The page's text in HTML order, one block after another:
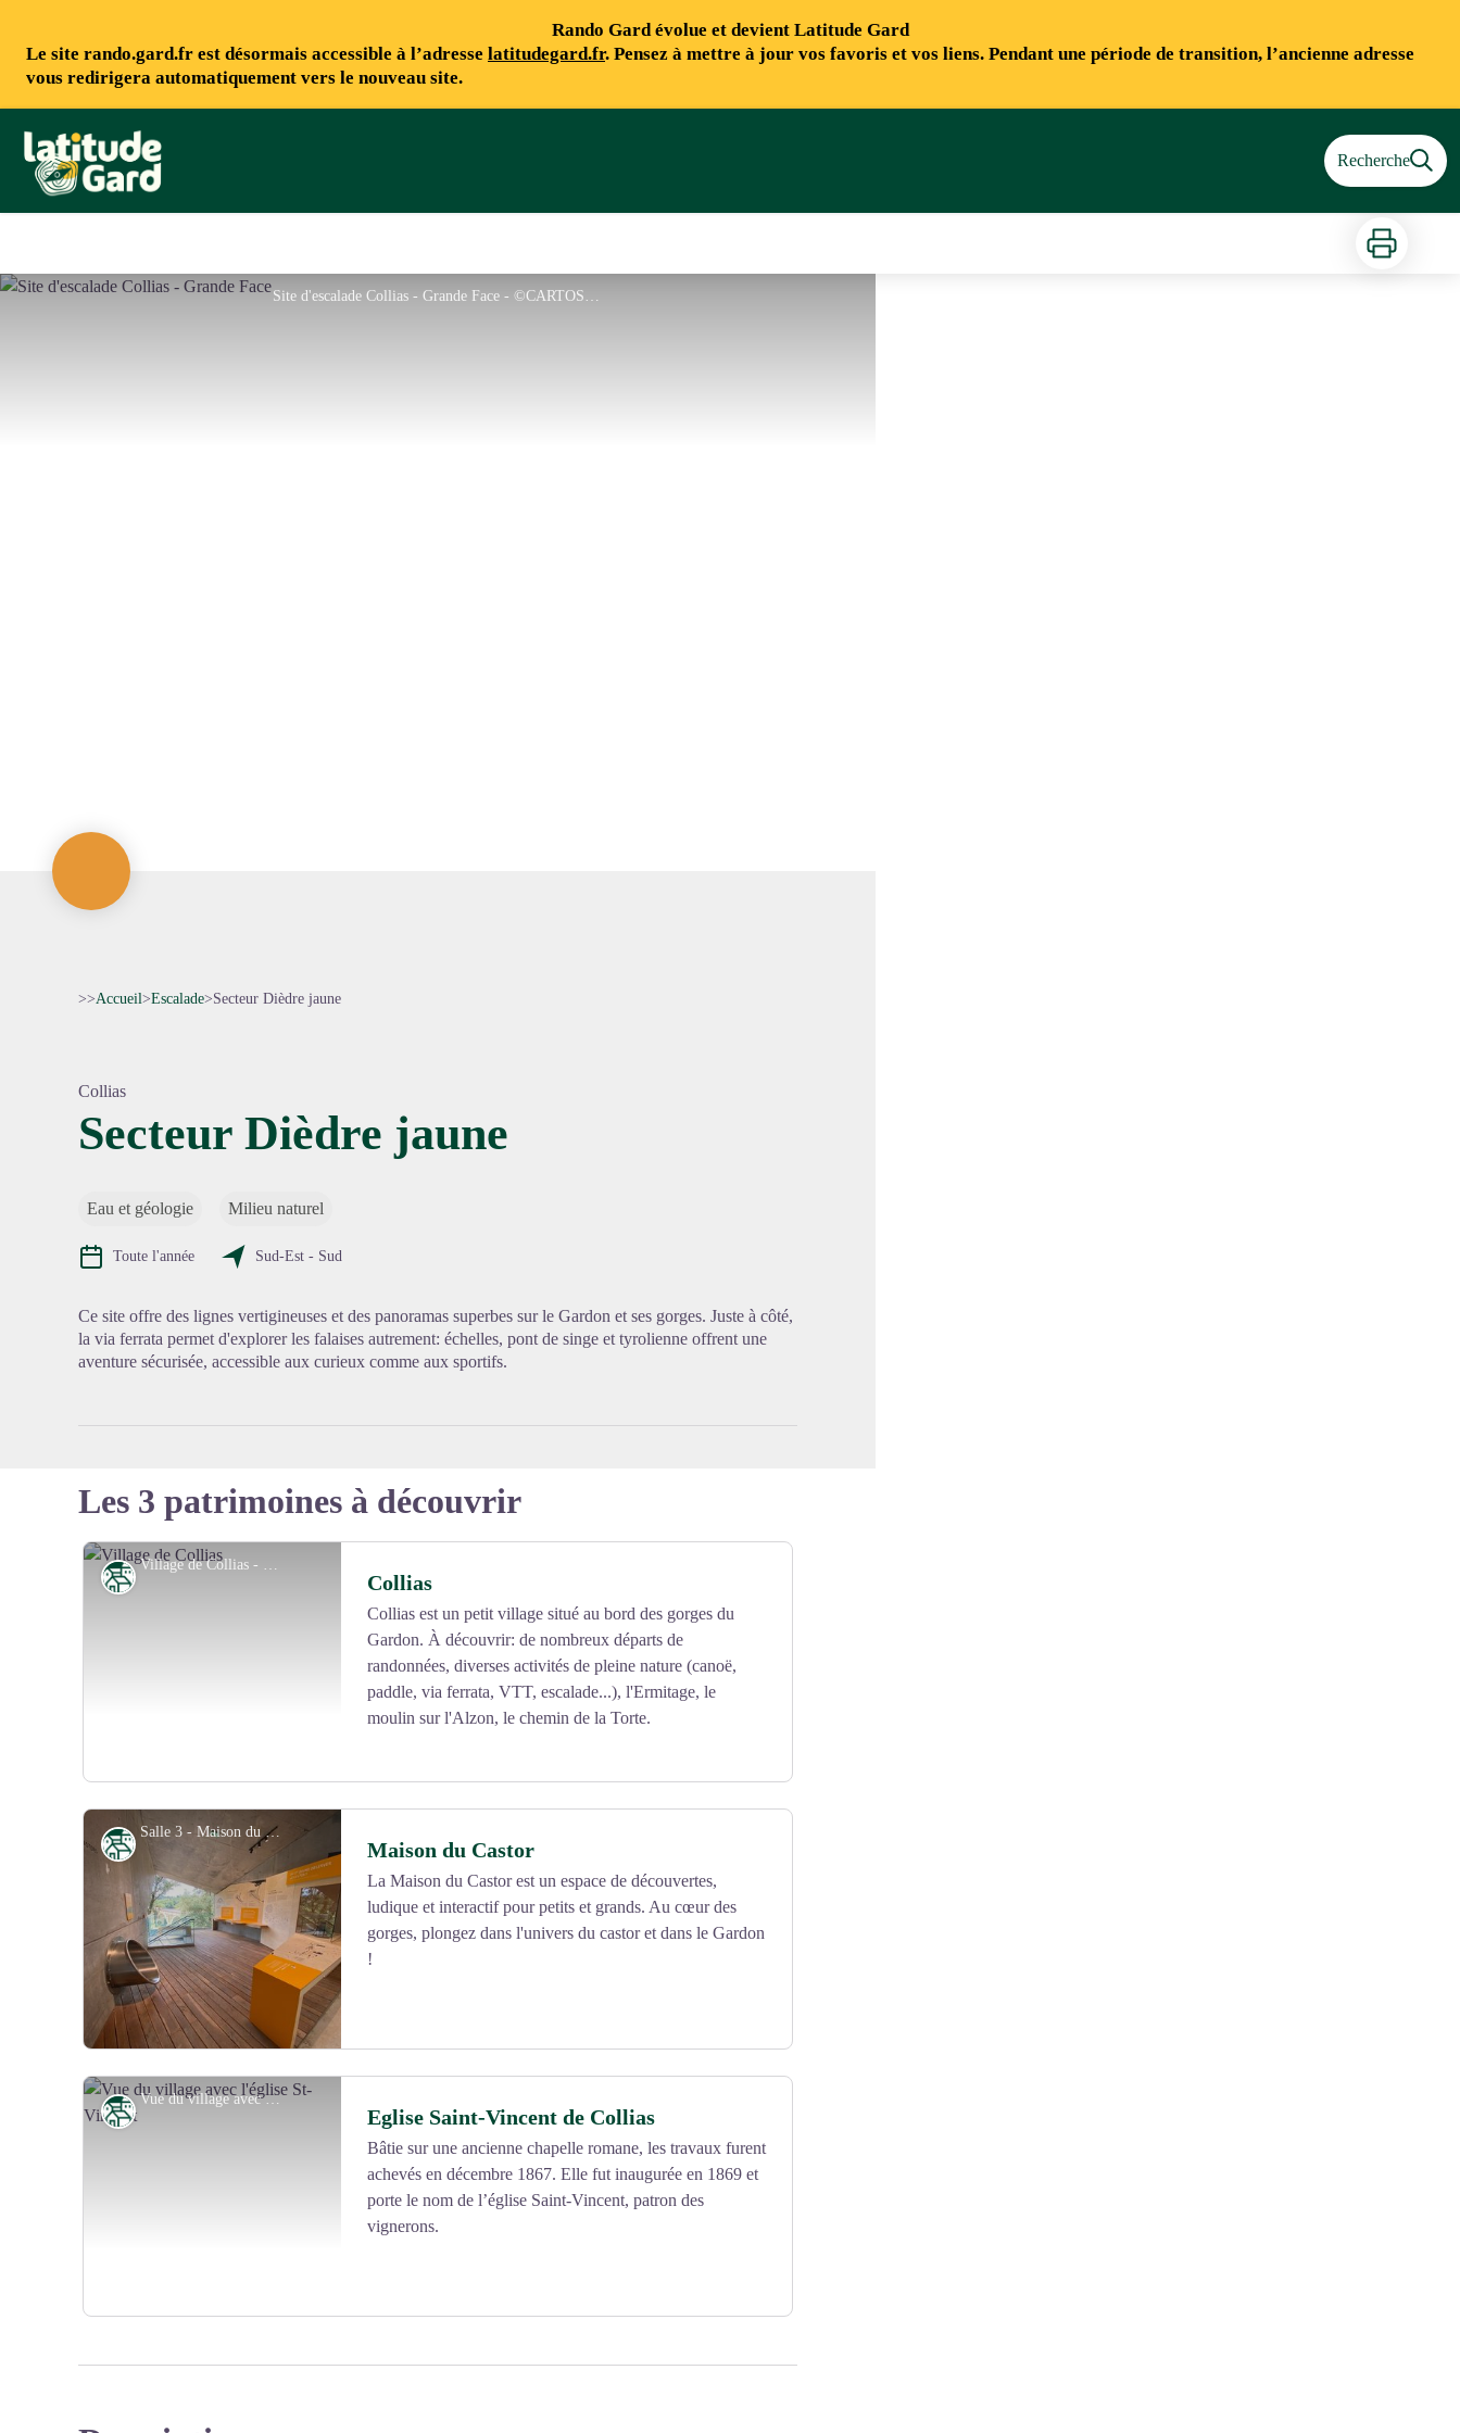
Rando Gard évolue et devient Latitude Gard
Le site rando.gard.fr est désormais accessible à l’adresse latitudegard.fr. Pensez à mettre à jour vos favoris et vos liens. Pendant une période de transition, l’ancienne adresse
vous redirigera automatiquement vers le nouveau site.
Rando Gard Recherche
Imprimer
Site d'escalade Collias - Grande Face - ©CARTOSUD
>>Accueil>Escalade>Secteur Dièdre jaune
Collias
Secteur Dièdre jaune
Eau et géologie Milieu naturel
Toute l'année Sud-Est - Sud
Ce site offre des lignes vertigineuses et des panoramas superbes sur le Gardon et ses gorges. Juste à côté,
la via ferrata permet d'explorer les falaises autrement: échelles, pont de singe et tyrolienne offrent une
aventure sécurisée, accessible aux curieux comme aux sportifs.
Les 3 patrimoines à découvrir
Village de Collias - ©DPUPG_Aurelio RODRIGUEZ
Voir l'image en plein écran
Patrimoine Collias
Collias est un petit village situé au bord des gorges du
Gardon. À découvrir: de nombreux départs de
randonnées, diverses activités de pleine nature (canoë,
paddle, via ferrata, VTT, escalade...), l'Ermitage, le
moulin sur l'Alzon, le chemin de la Torte.
Salle 3 - Maison du Castor
Voir l'image en plein écran
Patrimoine Maison du Castor
La Maison du Castor est un espace de découvertes,
ludique et interactif pour petits et grands. Au cœur des
gorges, plongez dans l'univers du castor et dans le Gardon
!
Vue du village avec l'église St-Vincent - ©DPUPG_Aurelio RODRIGUEZ
Patrimoine Eglise Saint-Vincent de Collias
Bâtie sur une ancienne chapelle romane, les travaux furent
achevés en décembre 1867. Elle fut inaugurée en 1869 et
porte le nom de l’église Saint-Vincent, patron des
vignerons.